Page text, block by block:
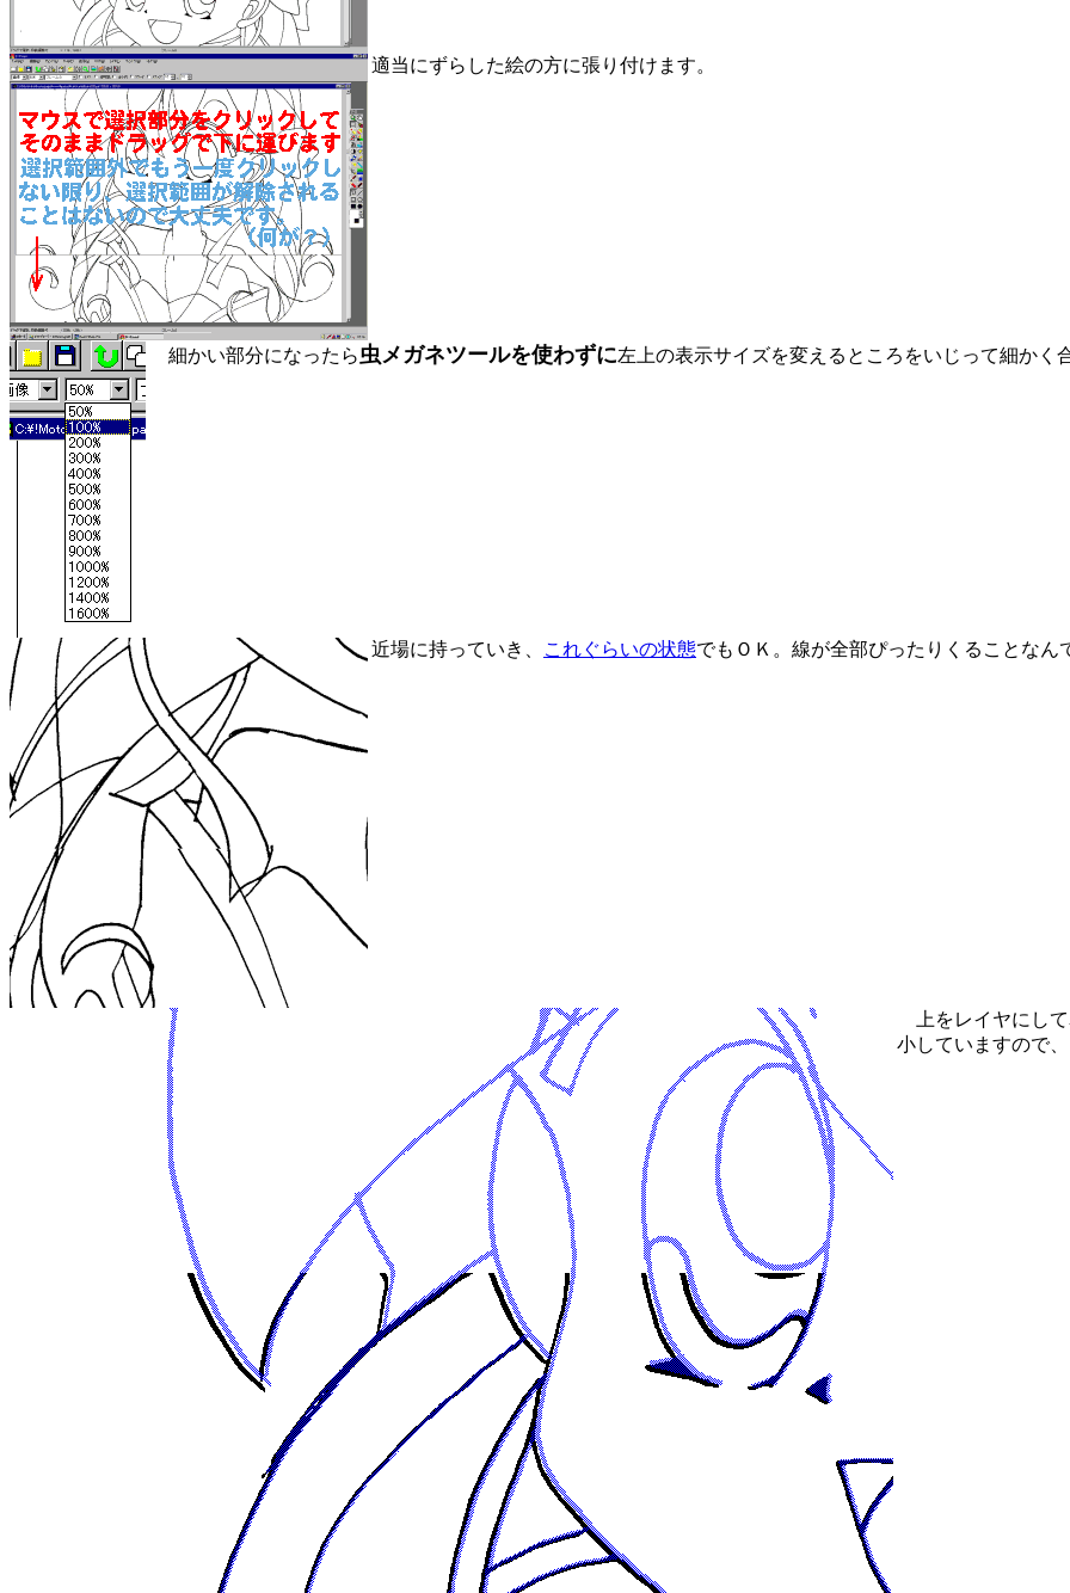
適当にずらした絵の方に張り付けます。
細かい部分になったら虫メガネツールを使わずに左上の表示サイズを変えるところをいじって細かく
近場に持っていき、 これぐらいの状態でもＯＫ。線が全部ぴったりくることな
上をレイヤにして
小していますので